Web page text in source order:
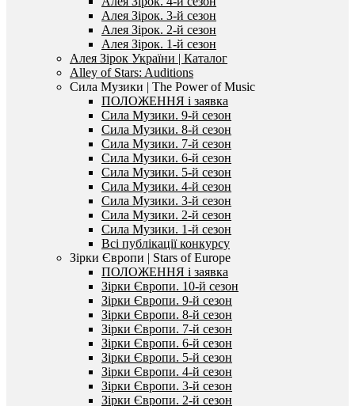
Алея Зірок. 3-й сезон
Алея Зірок. 2-й сезон
Алея Зірок. 1-й сезон
Алея Зірок України | Каталог
Alley of Stars: Auditions
Сила Музики | The Power of Music
ПОЛОЖЕННЯ і заявка
Сила Музики. 9-й сезон
Сила Музики. 8-й сезон
Сила Музики. 7-й сезон
Сила Музики. 6-й сезон
Сила Музики. 5-й сезон
Сила Музики. 4-й сезон
Сила Музики. 3-й сезон
Сила Музики. 2-й сезон
Сила Музики. 1-й сезон
Всі публікації конкурсу
Зірки Європи | Stars of Europe
ПОЛОЖЕННЯ і заявка
Зірки Європи. 10-й сезон
Зірки Європи. 9-й сезон
Зірки Європи. 8-й сезон
Зірки Європи. 7-й сезон
Зірки Європи. 6-й сезон
Зірки Європи. 5-й сезон
Зірки Європи. 4-й сезон
Зірки Європи. 3-й сезон
Зірки Європи. 2-й сезон